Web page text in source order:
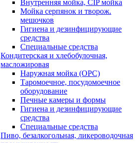
Внутренняя мойка, CIP мойка
Мойка серпянок и творож.
мешочков
Гигиена и дезинфицирующие
средства
Специальные средства
Кондитерская и хлебобулочная,
масложировая
Наружная мойка (ОРС)
Таромоечное, посудомоечное
оборудование
Печные камеры и формы
Гигиена и дезинфицирующие
средства
Специальные средства
Пиво, безалкогольная, ликероводочная